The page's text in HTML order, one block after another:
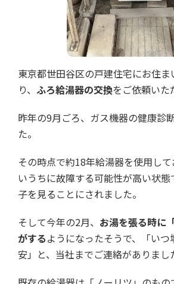
東京都世田谷区の戸建住宅にお住ま
り、 ふろ給湯器の交換をご依頼いた
昨年の9月ごろ、ガス機器の健康診
た。
その時点で約18年給湯器を使用し
いうちに故障する可能性が高い状
子を見ることにされました。
そして今年の2月、 お湯を張る時に
がするようになったそうで、「い
安」と、当社までご連絡がありまし